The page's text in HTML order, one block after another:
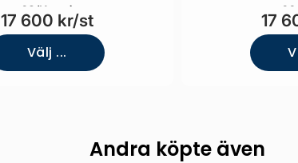
02/Krom)
17 600 kr/st
Välj ...
17
Andra köpte även